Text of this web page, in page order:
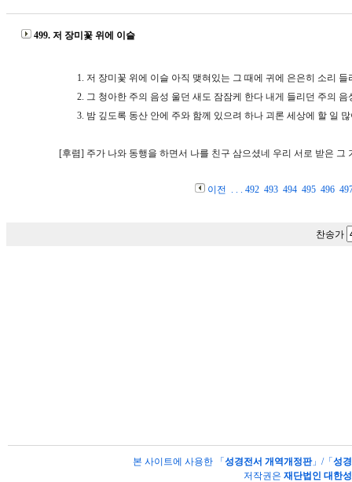
499. 저 장미꽃 위에 이슬
1. 저 장미꽃 위에 이슬 아직 맺혀있는 그 때에 귀에 은은히 소리
2. 그 청아한 주의 음성 울던 새도 잠잠케 한다 내게 들리던 주의
3. 밤 깊도록 동산 안에 주와 함께 있으려 하나 괴론 세상에 할 일
[후렴] 주가 나와 동행을 하면서 나를 친구 삼으셨네 우리 서로 받은 그
이전 . . . 492 493 494 495 496
찬송가
본 사이트에 사용한 「 성경전서 개역개정판」/「 성
저작권은 재단법인 대한